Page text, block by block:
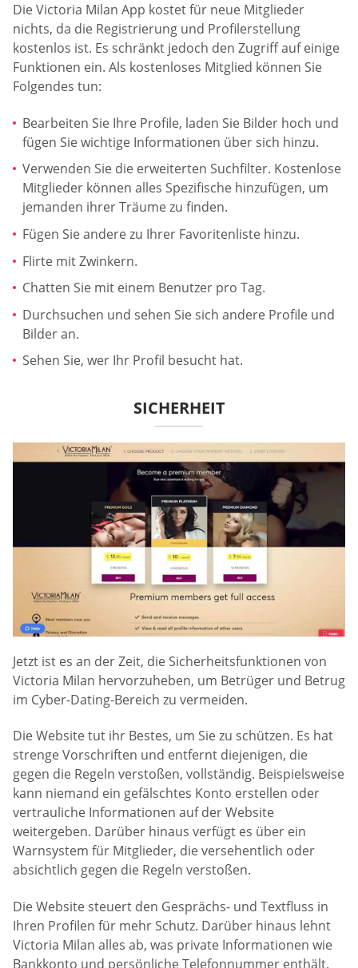
Die Victoria Milan App kostet für neue Mitglieder
nichts, da die Registrierung und Profilerstellung
kostenlos ist. Es schränkt jedoch den Zugriff auf einige
Funktionen ein. Als kostenloses Mitglied können Sie
Folgendes tun:
Bearbeiten Sie Ihre Profile, laden Sie Bilder hoch und
fügen Sie wichtige Informationen über sich hinzu.
Verwenden Sie die erweiterten Suchfilter. Kostenlose
Mitglieder können alles Spezifische hinzufügen, um
jemanden ihrer Träume zu finden.
Fügen Sie andere zu Ihrer Favoritenliste hinzu.
Flirte mit Zwinkern.
Chatten Sie mit einem Benutzer pro Tag.
Durchsuchen und sehen Sie sich andere Profile und
Bilder an.
Sehen Sie, wer Ihr Profil besucht hat.
SICHERHEIT
Jetzt ist es an der Zeit, die Sicherheitsfunktionen von
Victoria Milan hervorzuheben, um Betrüger und Betrug
im Cyber-Dating-Bereich zu vermeiden.
Die Website tut ihr Bestes, um Sie zu schützen. Es hat
strenge Vorschriften und entfernt diejenigen, die
gegen die Regeln verstoßen, vollständig. Beispielsweise
kann niemand ein gefälschtes Konto erstellen oder
vertrauliche Informationen auf der Website
weitergeben. Darüber hinaus verfügt es über ein
Warnsystem für Mitglieder, die versehentlich oder
absichtlich gegen die Regeln verstoßen.
Die Website steuert den Gesprächs- und Textfluss in
Ihren Profilen für mehr Schutz. Darüber hinaus lehnt
Victoria Milan alles ab, was private Informationen wie
Bankkonto und persönliche Telefonnummer enthält.